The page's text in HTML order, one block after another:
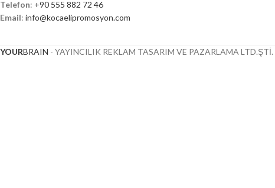
Telefon: +90 555 882 72 46
Email: info@kocaelipromosyon.com
YOURBRAIN - YAYINCILIK REKLAM TASARIM VE PAZARLAMA LTD.ŞTİ.